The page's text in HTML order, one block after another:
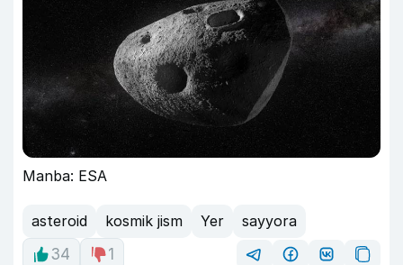
Manba: ESA
asteroid kosmik jism Yer
sayyora
34
1